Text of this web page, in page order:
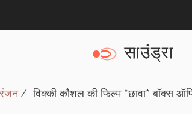
विक्की कौशल की फिल्म *छावा* बॉक्स